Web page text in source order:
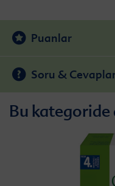
Puanlar
Soru &
Bu